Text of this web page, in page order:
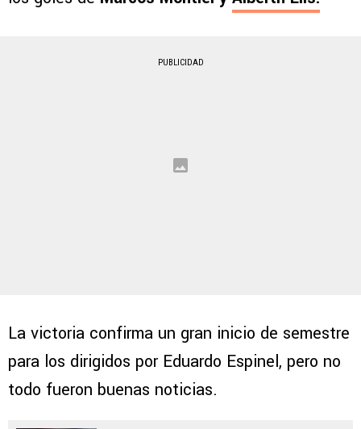
PUBLICIDAD
La victoria confirma un gran inicio de semestre
para los dirigidos por Eduardo Espinel, pero no
todo fueron buenas noticias.